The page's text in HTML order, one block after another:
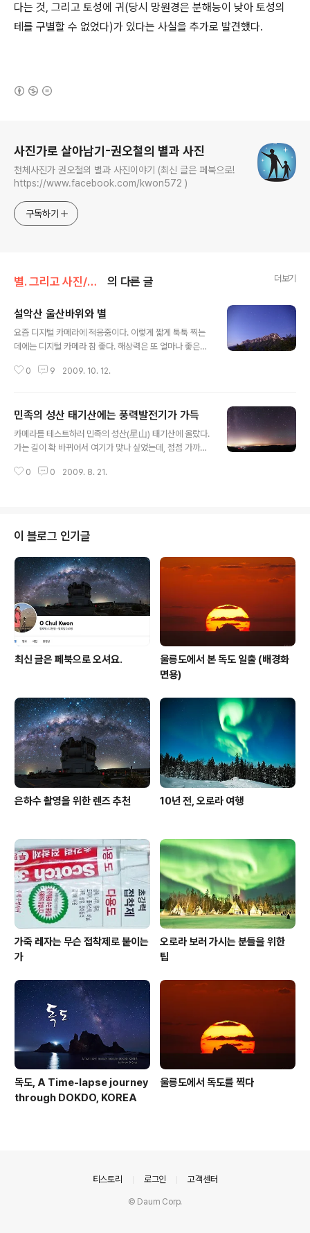
다는 것, 그리고 토성에 귀(당시 망원경은 분해능이 낮아 토성의
테를 구별할 수 없었다)가 있다는 사실을 추가로 발견했다.
사진가로 살아남기-권오철의 별과 사진
천체사진가 권오철의 별과 사진이야기 (최신 글은 페북으로!
https://www.facebook.com/kwon572 )
구독하기
별. 그리고 사진/대한민국 구석구석 의 다른 글 더보기
설악산 울산바위와 별
요즘 디지털 카메라에 적응중이다. 이렇게 짧게 툭툭 찍는
데에는 디지털 카메라 참 좋다. 해상력은 또 얼마나 좋은지.
을 얻을 수 있었다. 지금 쓰는 2100만 화소짜리 Canon 5
로 익히는 중이다. 코닥에서 내가 사용하던 필름들을 모두
단종시키는 바람에 디지털로의 전환을 준비해야 한다. 국
내에서 120 필름을 구할 수 있는 코닥 슬라이드 필름은 E1
필름 작업을 그만둔 것은 아니다. 냉동실에 재어놓은 필름
0 9 2009. 10. 12.
민족의 성산 태기산에는 풍력발전기가 가득
카메라를 테스트하러 민족의 성산(星山) 태기산에 올랐다.
가는 길이 확 바뀌어서 여기가 맞나 싶었는데, 점점 가까이
풍력발전기가 떼로 돌아가는 저 산이 바로 그 산이었던 것
쪽 끝에 보이는 것이 바로 풍력 발전기. 뭐... 망원경 안쓰는
나 같은 사람에게는 오히려 좋은 배경이 되어줄 수도 있다
만, 촬영 내내 엄청난 소음에 시달려야 한다.
0 0 2009. 8. 21.
이 블로그 인기글
최신 글은 페북으로 오셔요.
울릉도에서 본 독도 일출 (배경화
면용)
은하수 촬영을 위한 렌즈 추천 10년 전, 오로라 여행
가죽 레자는 무슨 접착제로 붙이는
가
오로라 보러 가시는 분들을 위한
팁
독도, A Time-lapse journey
through DOKDO, KOREA
울릉도에서 독도를 찍다
티스토리 로그인 고객센터
© Daum Corp.